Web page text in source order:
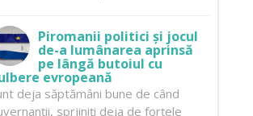
Piromanii politici și jocul
de-a lumânarea aprinsă
pe lângă butoiul cu
evropeană
deja săptămâni bune de când
sprjiniți deja de forțele